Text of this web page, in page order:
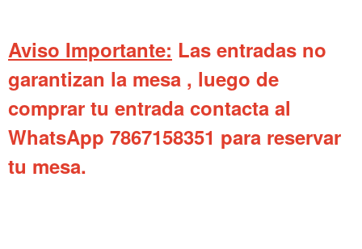
​Aviso Importante: Las entradas no
garantizan la mesa , luego de
comprar tu entrada contacta al
WhatsApp 7867158351 para reservar
tu mesa.